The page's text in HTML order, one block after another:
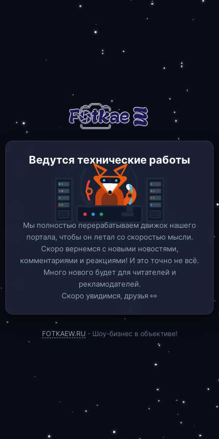
Ведутся технические работы
Мы полностью перерабатываем движок нашего
портала, чтобы он летал со скоростью мысли.
Скоро вернемся c новыми новостями,
комментариями и реакциями! И это точно не всё.
Много нового будет для читателей и
рекламодателей.
Скоро увидимся, друзья 👀
FOTKAEW.RU - Шоу-бизнес в объективе!